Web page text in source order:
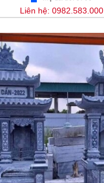
Liên hệ: 0982.583.000